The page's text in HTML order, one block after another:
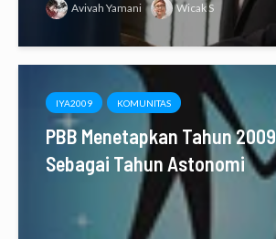
Avivah Yamani Wicak S
IYA2009 KOMUNITAS
PBB Menetapkan Tahun 2009
Sebagai Tahun Astonomi